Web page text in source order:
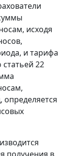
исходя
и тарифа
статьей 22